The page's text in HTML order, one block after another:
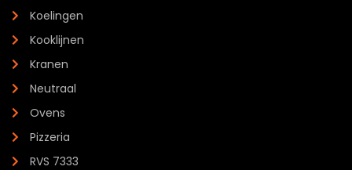
Koelingen
Kooklijnen
Kranen
Neutraal
Ovens
Pizzeria
RVS 7333